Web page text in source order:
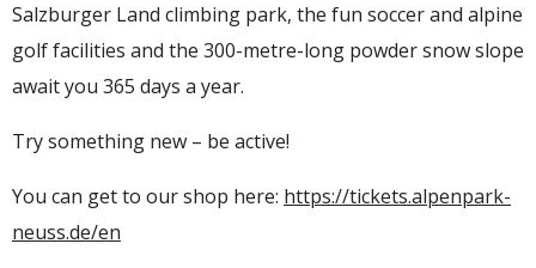
Salzburger Land climbing park, the fun soccer and alpine
golf facilities and the 300-metre-long powder snow slope
await you 365 days a year.
Try something new – be active!
You can get to our shop here: https://tickets.alpenpark-
neuss.de/en